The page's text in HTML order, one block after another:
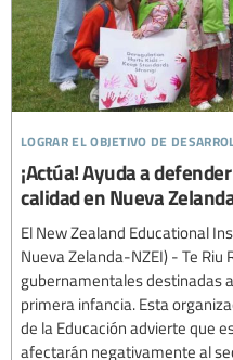
lograr el objetivo de
¡Actúa! Ayuda a
calidad en Nueva
El New Zealand Educational
Nueva Zelanda-NZEI) - Te Riu
gubernamentales destinadas
primera infancia. Esta
de la Educación advierte que
afectarán negativamente al